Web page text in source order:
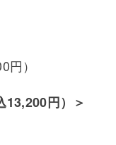
）
13,200円）＞